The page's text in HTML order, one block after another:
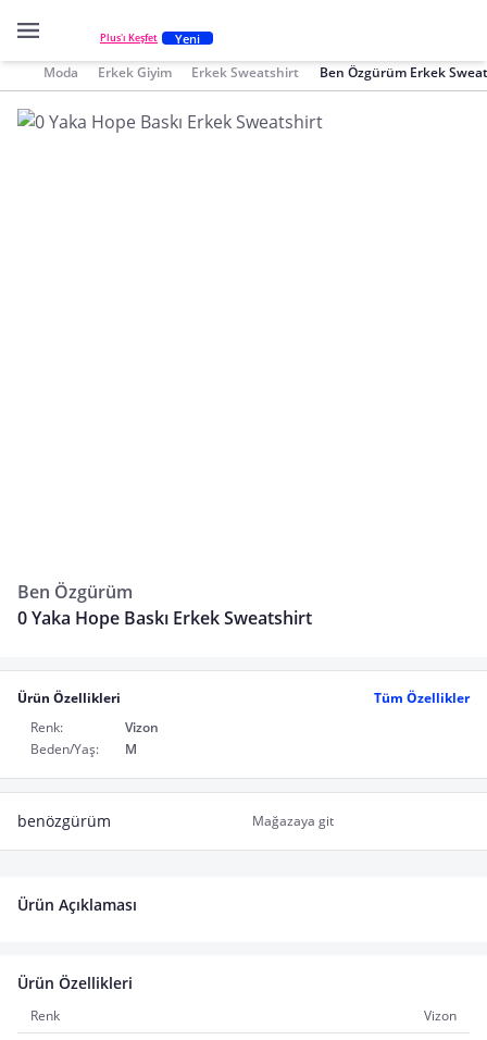
Plus'ı Keşfet Yeni
Moda Erkek Giyim Erkek Sweatshirt Ben Özgürüm Erkek
Ben Özgürüm
0 Yaka Hope Baskı Erkek Sweatshirt
Ürün Özellikleri
Tüm Özellikler
Renk:
Vizon
Beden/Yaş:
M
benözgürüm Mağazaya git
Ürün Açıklaması
Ürün Özellikleri
Renk
Vizon